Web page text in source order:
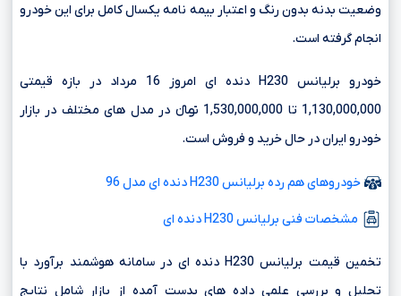
وضعیت بدنه بدون رنگ و اعتبار بیمه نامه یکسال کامل برای این خودرو
انجام گرفته است.
خودرو برلیانس H230 دنده ای امروز 16 مرداد در بازه قیمتی
1,130,000,000 تا 1,530,000,000 تومانءءء در مدل های مختلف در بازار
خودرو ایران در حال خرید و فروش است.
خودروهای هم رده برلیانس H230 دنده ای مدل 96
مشخصات فنی برلیانس H230 دنده ای
تخمین قیمت برلیانس H230 دنده ای در سامانه هوشمند برآورد با
تحلیل و بررسی علمی داده های بدست آمده از بازار شامل نتایج